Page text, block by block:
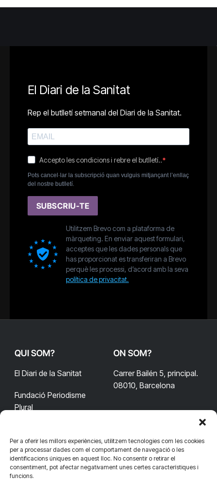
Per a oferir les millors experiències, utilitzem tecnologies com les cookies
per a processar dades com el comportament de navegació o les
identificacions úniques en aquest lloc. No consentir o retirar el
consentiment, pot afectar negativament unes certes característiques i
funcions.
El Diari de la Sanitat
Rep el butlletí setmanal del Diari de la Sanitat.
Accepto les condicions i rebre el butlletí..
Pots cancel·lar la subscripció quan vulguis mitjançant l’enllaç
del nostre butlletí.
SUBSCRIU-TE
Utilitzem Brevo com a plataforma de
màrqueting. En enviar aquest formulari,
acceptes que les dades personals que
has proporcionat es transferiran a Brevo
perquè les processi, d’acord amb la seva
política de privacitat.
QUI SOM?
El Diari de la Sanitat
Fundació Periodisme
Plural
ON SOM?
Carrer Bailén 5, principal.
08010, Barcelona
CONTACTA'NS
redaccio@diarisanitat.cat
CONNECTA